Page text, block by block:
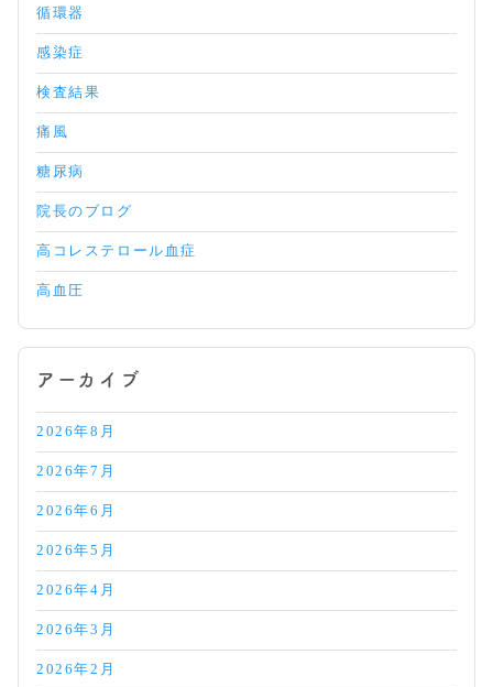
循環器
感染症
検査結果
痛風
糖尿病
院長のブログ
高コレステロール血症
高血圧
アーカイブ
2026年8月
2026年7月
2026年6月
2026年5月
2026年4月
2026年3月
2026年2月